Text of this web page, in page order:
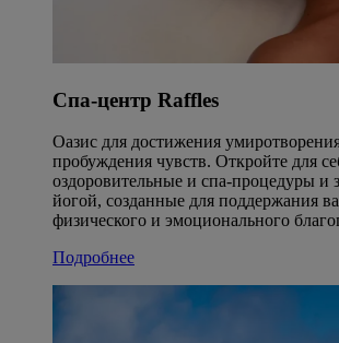
Спа-центр Raffles
Оазис для достижения
пробуждения чувств. Откройте для
оздоровительные и спа-процедуры и
йогой, созданные для поддержания
физического и эмоционального
Подробнее